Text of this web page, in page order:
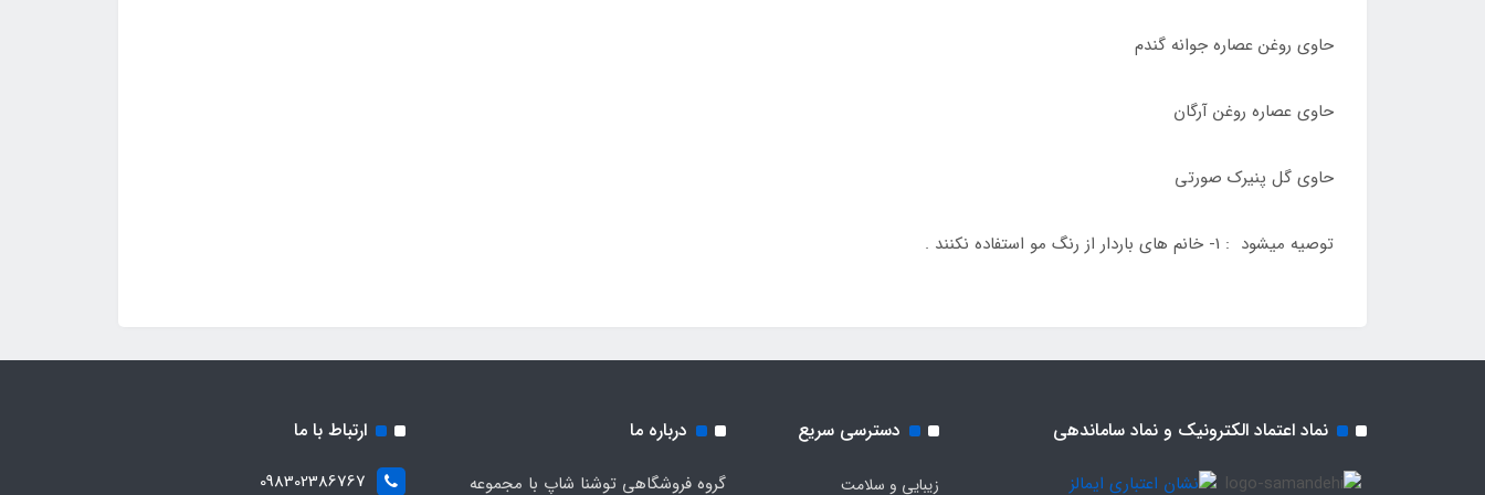
حاوی روغن عصاره جوانه گندم
حاوی عصاره روغن آرگان
حاوی گل پنیرک صورتی
توصیه میشود : 1- خانم های باردار از رنگ مو استفاده نکنند .
نماد اعتماد الکترونیک و نماد ساماندهی دسترسی سریع
زیبایی و سلامت
درباره ما
گروه فروشگاهی توشنا شاپ با مجموعه
ارتباط با ما
098302386767